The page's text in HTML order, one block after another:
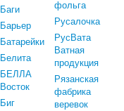
Баги
Барьер
Батарейки
Белита
БЕЛЛА
Восток
Биг
фольга
Русалочка
РусВата
Ватная
продукция
Рязанская
фабрика
веревок